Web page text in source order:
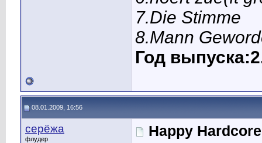
7.Die Stimme
8.Mann
Год
08.01.2009, 16:56
серёжа
флудер Happy Hardcore